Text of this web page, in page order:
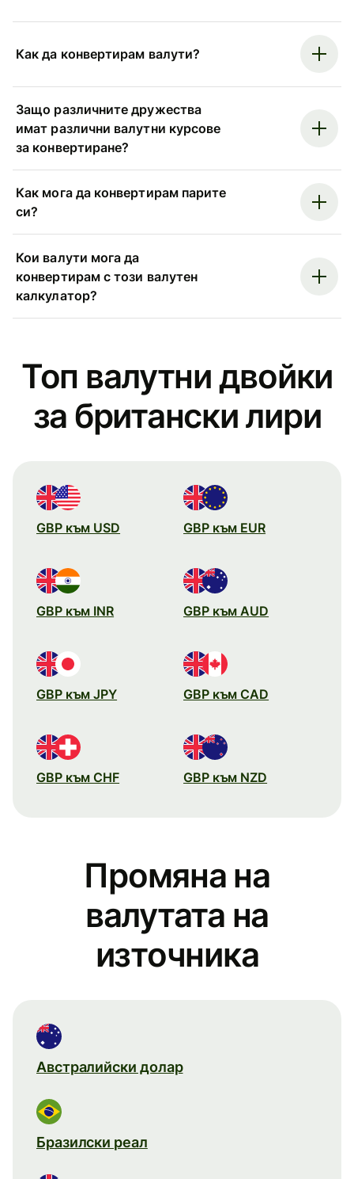
Как да конвертирам валути?
Защо различните дружества
имат различни валутни курсове
за конвертиране?
Как мога да конвертирам парите
си?
Кои валути мога да
конвертирам с този валутен
калкулатор?
Топ валутни двойки
за британски лири
GBP към USD GBP към EUR
GBP към INR GBP към AUD
GBP към JPY GBP към CAD
GBP към CHF GBP към NZD
Промяна на
валутата на
източника
Австралийски долар
Бразилски реал